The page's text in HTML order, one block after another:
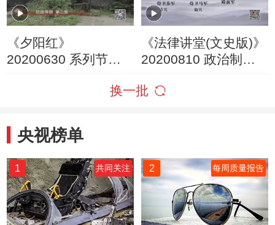
《夕阳红》
20200630 系列节目
《法律讲堂(文史版)》
20200810 政治制度
（上）
换一批
央视榜单
1 共同关注 2 每周质量报告